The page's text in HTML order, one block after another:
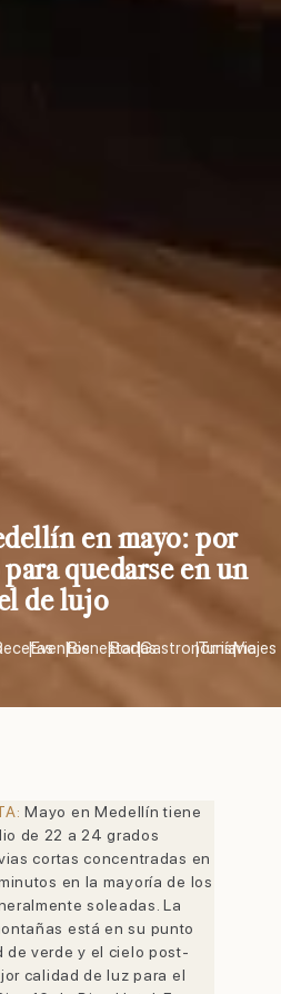
en mayo: por
quedarse en un
de lujo
|Eventos
|Bienestar
|Bodas
|Gastronomía
|Turismo
|Viajes
Mayo en Medellín tiene
de 22 a 24 grados
cortas concentradas en
en la mayoría de los
soleadas. La
está en su punto
de verde y el cielo post-
calidad de luz para el